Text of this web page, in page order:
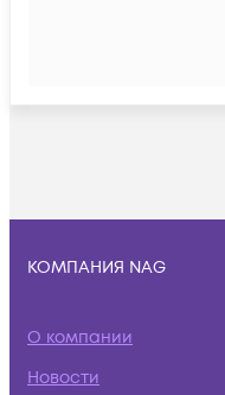
КОМПАНИЯ NAG
О компании
Новости